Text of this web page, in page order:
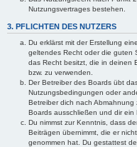
Nutzungsvertrages bestehen.
3. PFLICHTEN DES NUTZERS
Du erklärst mit der Erstellung
geltendes Recht oder die guten
das Recht besitzt, die in deinen
bzw. zu verwenden.
Der Betreiber des Boards übt
Nutzungsbedingungen oder
Betreiber dich nach
Boards ausschließen und dir ein
Du nimmst zur Kenntnis, dass
Beiträgen übernimmt, die er
genommen hat. Du gestattest